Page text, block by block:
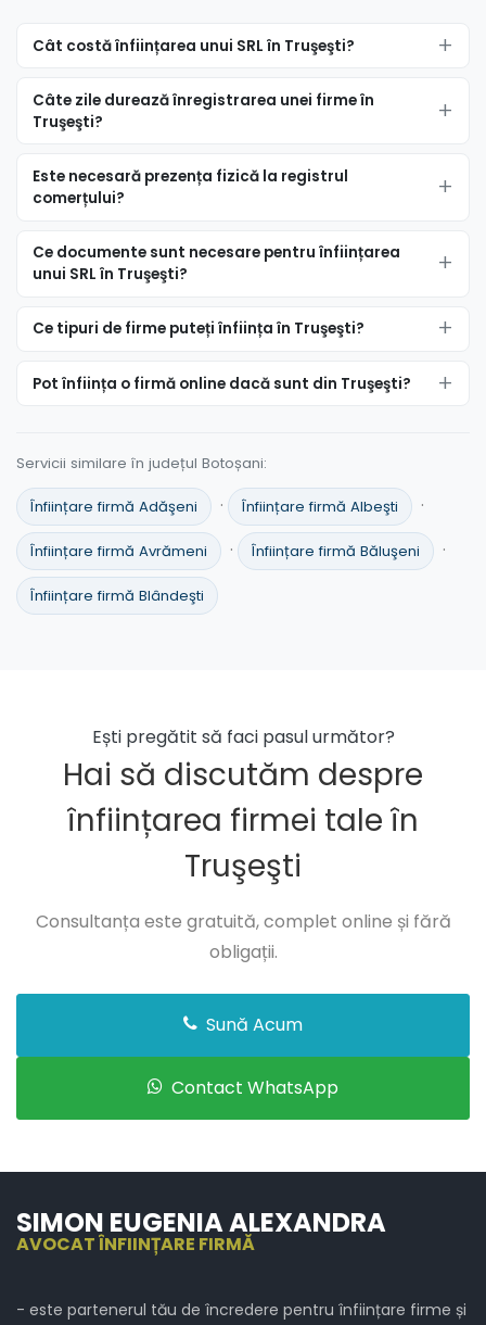
Cât costă înființarea unui SRL în Truşeşti?
Câte zile durează înregistrarea unei firme în
Truşeşti?
Este necesară prezența fizică la registrul
comerțului?
Ce documente sunt necesare pentru înființarea
unui SRL în Truşeşti?
Ce tipuri de firme puteți înființa în Truşeşti?
Pot înființa o firmă online dacă sunt din Truşeşti?
Servicii similare în județul Botoșani:
Înființare firmă Adăşeni · Înființare firmă Albeşti ·
Înființare firmă Avrămeni · Înființare firmă Băluşeni ·
Înființare firmă Blândeşti
Ești pregătit să faci pasul următor?
Hai să discutăm despre
înființarea firmei tale în
Truşeşti
Consultanța este gratuită, complet online și fără
obligații.
Sună Acum
Contact WhatsApp
SIMON EUGENIA ALEXANDRA
AVOCAT ÎNFIINȚARE FIRMĂ
- este partenerul tău de încredere pentru înființare firme și